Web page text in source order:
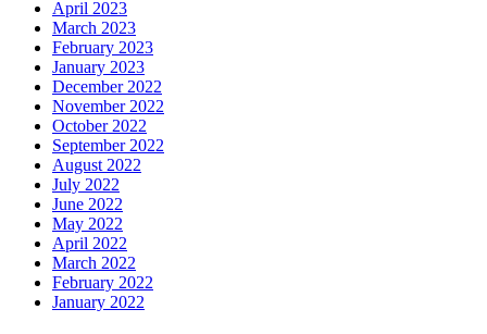
April 2023
March 2023
February 2023
January 2023
December 2022
November 2022
October 2022
September 2022
August 2022
July 2022
June 2022
May 2022
April 2022
March 2022
February 2022
January 2022